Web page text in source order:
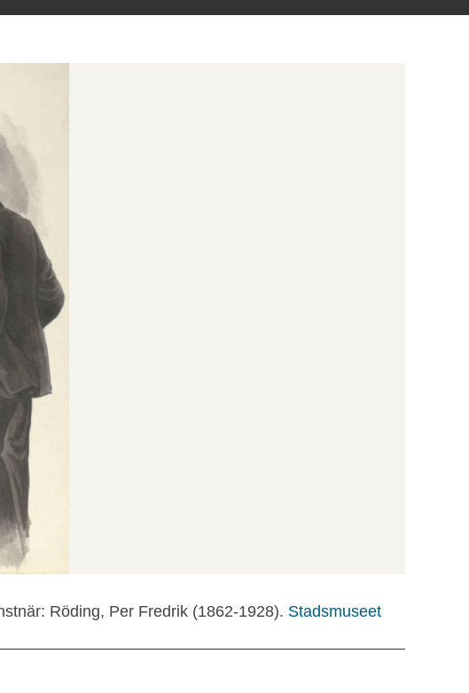
Röding, Per Fredrik (1862-1928). Stadsmuseet